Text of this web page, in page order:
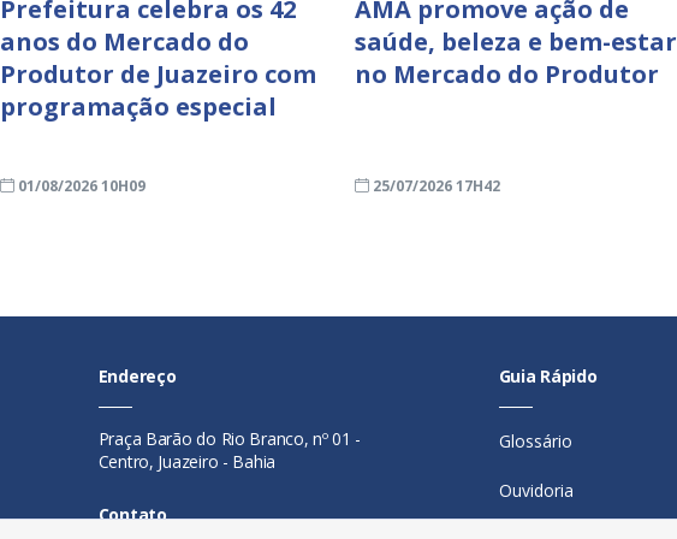
Prefeitura celebra os 42
anos do Mercado do
Produtor de Juazeiro com
programação especial
01/08/2026 10H09
AMA promove ação de
saúde, beleza e bem-estar
no Mercado do Produtor
25/07/2026 17H42
Endereço
Praça Barão do Rio Branco, nº 01 -
Centro, Juazeiro - Bahia
Contato
Guia Rápido
Glossário
Ouvidoria